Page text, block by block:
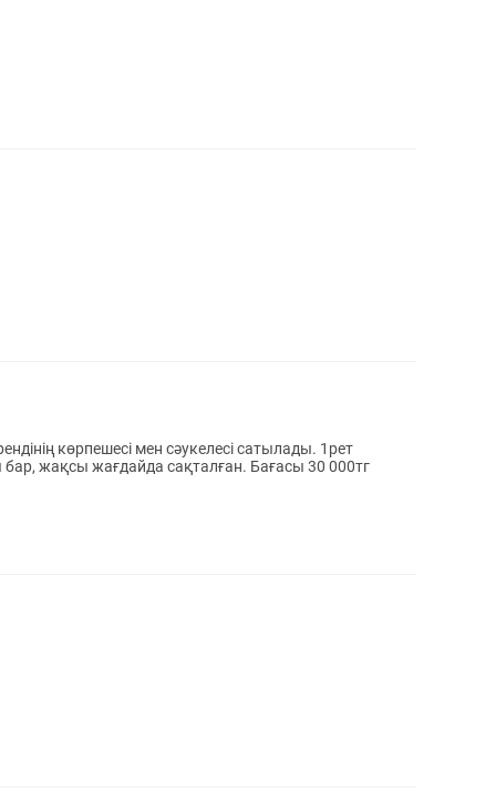
көрпешесі мен сәукелесі сатылады. 1рет
жақсы жағдайда сақталған. Бағасы 30 000тг